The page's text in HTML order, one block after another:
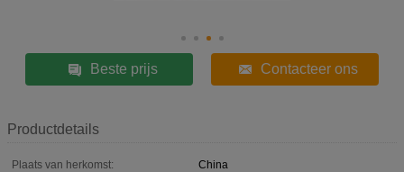
Beste prijs Contacteer ons
Productdetails
Plaats van herkomst:
China